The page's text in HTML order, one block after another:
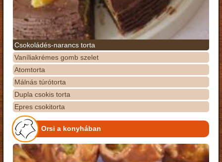
Csokoládés-narancs torta
Vaníliakrémes gomb szelet
Atomtorta
Málnás túrótorta
Dupla csokis torta
Epres csokitorta
Orsi a konyhában